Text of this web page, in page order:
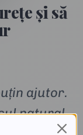
și să
ajutor.
natural